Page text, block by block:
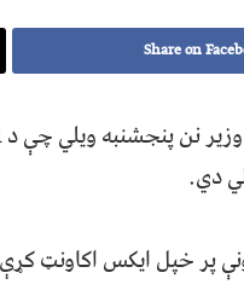
Share on
دي.
ایکس اکاونټ کړې دي او وايي دا